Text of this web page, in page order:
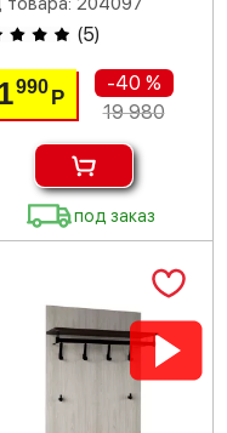
(5)
990 Р
-40 %
19 980
под заказ